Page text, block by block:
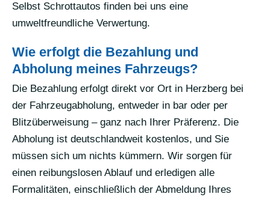
Selbst Schrottautos finden bei uns eine
umweltfreundliche Verwertung.
Wie erfolgt die Bezahlung und
Abholung meines Fahrzeugs?
Die Bezahlung erfolgt direkt vor Ort in Herzberg bei
der Fahrzeugabholung, entweder in bar oder per
Blitzüberweisung – ganz nach Ihrer Präferenz. Die
Abholung ist deutschlandweit kostenlos, und Sie
müssen sich um nichts kümmern. Wir sorgen für
einen reibungslosen Ablauf und erledigen alle
Formalitäten, einschließlich der Abmeldung Ihres